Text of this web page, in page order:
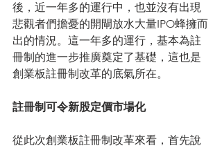
後，近一年多的運行中，也並沒有出現
悲觀者們擔憂的開閘放水大量IPO蜂擁而
出的情況。這一年多的運行，基本為註
冊制的進一步推廣奠定了基礎，這也是
創業板註冊制改革的底氣所在。
註冊制可令新股定價市場化
從此次創業板註冊制改革來看，首先說